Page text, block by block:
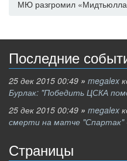
МЮ разгромил
Последние
25 дек 2015 00:49 » megalex
Бурлак: "Победить ЦСКА
25 дек 2015 00:49 » megalex
смерти на матче "Спартак"
Страницы